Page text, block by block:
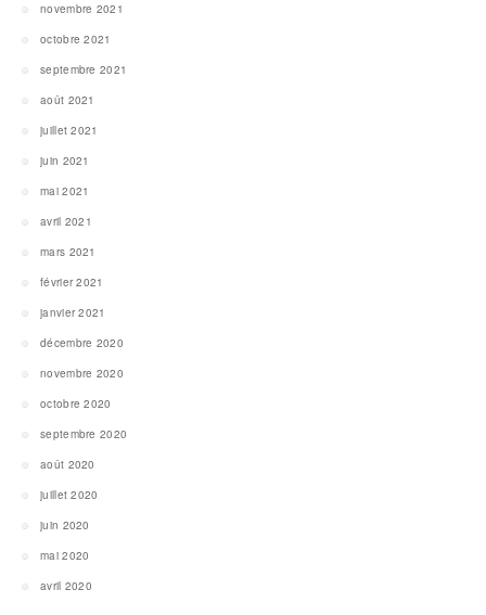
novembre 2021
octobre 2021
septembre 2021
août 2021
juillet 2021
juin 2021
mai 2021
avril 2021
mars 2021
février 2021
janvier 2021
décembre 2020
novembre 2020
octobre 2020
septembre 2020
août 2020
juillet 2020
juin 2020
mai 2020
avril 2020